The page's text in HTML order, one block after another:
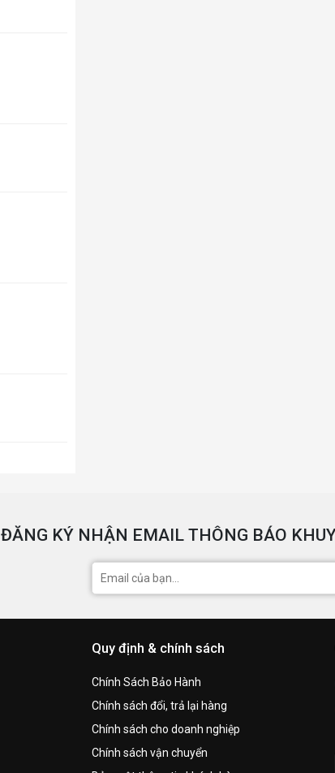
ĐĂNG KÝ NHẬN EMAIL THÔNG BÁO
Quy định & chính sách
Chính Sách Bảo Hành
Chính sách đổi, trả lại hàng
Chính sách cho doanh nghiệp
Chính sách vận chuyển